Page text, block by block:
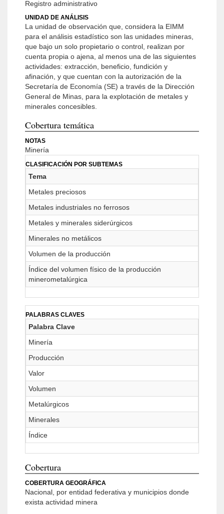
Registro administrativo
UNIDAD DE ANÁLISIS
La unidad de observación que, considera la EIMM
para el análisis estadístico son las unidades mineras,
que bajo un solo propietario o control, realizan por
cuenta propia o ajena, al menos una de las siguientes
actividades: extracción, beneficio, fundición y
afinación, y que cuentan con la autorización de la
Secretaría de Economía (SE) a través de la Dirección
General de Minas, para la explotación de metales y
minerales concesibles.
Cobertura temática
NOTAS
Minería
CLASIFICACIÓN POR SUBTEMAS
Tema
Metales preciosos
Metales industriales no ferrosos
Metales y minerales siderúrgicos
Minerales no metálicos
Volumen de la producción
Índice del volumen físico de la producción
minerometalúrgica
PALABRAS CLAVES
Palabra Clave
Minería
Producción
Valor
Volumen
Metalúrgicos
Minerales
Índice
Cobertura
COBERTURA GEOGRÁFICA
Nacional, por entidad federativa y municipios donde
exista actividad minera